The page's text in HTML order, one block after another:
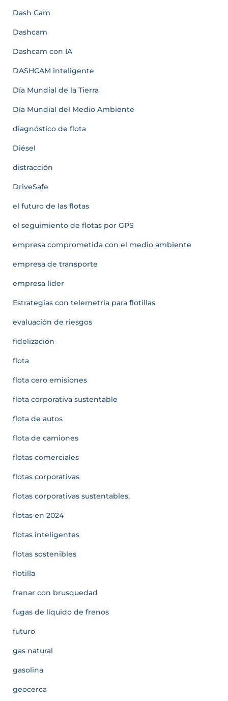
Dash Cam
Dashcam
Dashcam con IA
DASHCAM inteligente
Día Mundial de la Tierra
Día Mundial del Medio Ambiente
diagnóstico de flota
Diésel
distracción
DriveSafe
el futuro de las flotas
el seguimiento de flotas por GPS
empresa comprometida con el medio ambiente
empresa de transporte
empresa líder
Estrategias con telemetría para flotillas
evaluación de riesgos
fidelización
flota
flota cero emisiones
flota corporativa sustentable
flota de autos
flota de camiones
flotas comerciales
flotas corporativas
flotas corporativas sustentables,
flotas en 2024
flotas inteligentes
flotas sostenibles
flotilla
frenar con brusquedad
fugas de líquido de frenos
futuro
gas natural
gasolina
geocerca